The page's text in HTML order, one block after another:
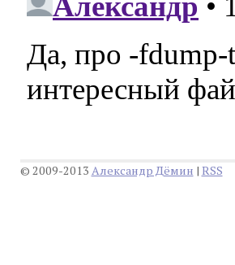
© 2009-2013 Александр Дëмин | RSS